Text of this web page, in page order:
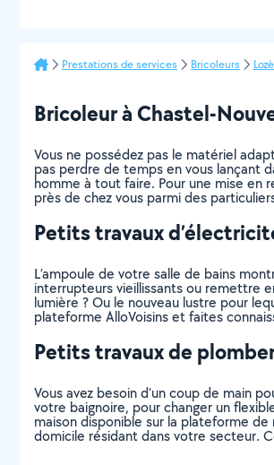
Prestations de services Bricoleurs
Bricoleur à Chastel-
Vous ne possédez pas le matériel
pas perdre de temps en vous lançant
homme à tout faire. Pour une mise en
près de chez vous parmi des
Petits travaux
L’ampoule de votre salle de bains
interrupteurs vieillissants ou remettre
lumière ? Ou le nouveau lustre pour
plateforme AlloVoisins et faites
Petits travaux de
Vous avez besoin d’un coup de main
votre baignoire, pour changer un
maison disponible sur la plateforme
domicile résidant dans votre secteur.